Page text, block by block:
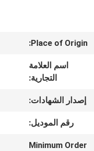
معلومات
جولة
في
Place of Origin:
اسم العلامة
التجارية:
إصدار الشهادات:
رقم الموديل:
Minimum Order